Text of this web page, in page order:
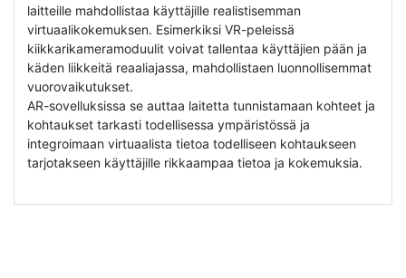
laitteille mahdollistaa käyttäjille realistisemman
virtuaalikokemuksen. Esimerkiksi VR-peleissä
kiikkarikameramoduulit voivat tallentaa käyttäjien pään ja
käden liikkeitä reaaliajassa, mahdollistaen luonnollisemmat
vuorovaikutukset.
AR-sovelluksissa se auttaa laitetta tunnistamaan kohteet ja
kohtaukset tarkasti todellisessa ympäristössä ja
integroimaan virtuaalista tietoa todelliseen kohtaukseen
tarjotakseen käyttäjille rikkaampaa tietoa ja kokemuksia.